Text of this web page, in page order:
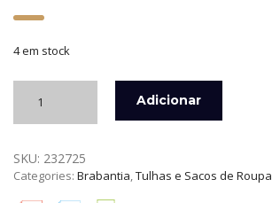
4 em stock
CESTO
PEPPER
BLACK
Adicionar
SKU: 232725
Categories: Brabantia,Tulhas e Sacos de Roupa